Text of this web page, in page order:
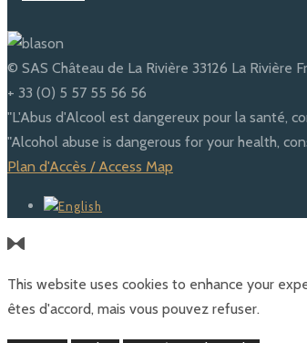
© SAS Château de La Rivière 33126 La Rivière
+ 33 (0) 5 57 55 56 56
"L'Abus d'Alcool est dangereux pour la santé,
"Alcohol abuse is dangerous for your health,
Plan d'Accès / Access Map
This website uses cookies to enhance your
êtes d'accord, mais vous pouvez refuser.